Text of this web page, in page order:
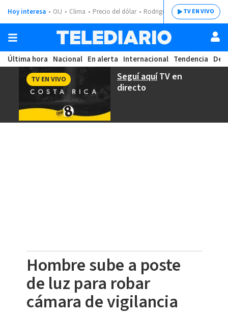
Hoy interesa OIJ Clima Precio del dólar Rodrigo ChavesTV EN VIVO
Última hora Nacional En alerta Internacional Tendencia
Seguí aquíTV en
directo
TV EN VIVO
Hombre sube a poste
de luz para robar
cámara de vigilancia